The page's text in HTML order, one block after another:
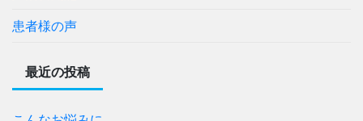
患者様の声
最近の投稿